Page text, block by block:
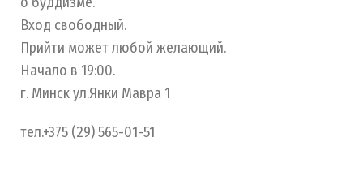
Вход свободный.
Прийти может любой желающий.
Начало в 19:00.
г. Минск ул.Янки Мавра 1
тел.+375 (29) 565-01-51